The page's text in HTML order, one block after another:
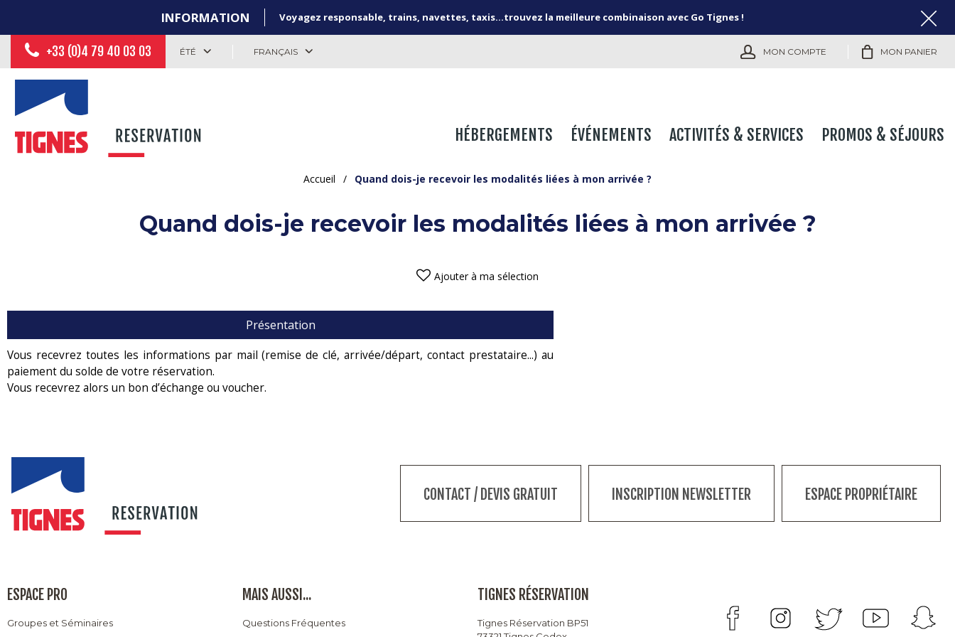
INFORMATION Voyagez responsable, trains, navettes, taxis...trouvez la meilleure combinaison avec Go Tignes !
+33 (0)4 79 40 03 03 ÉTÉ FRANÇAIS MON COMPTE MON PANIER
HÉBERGEMENTS ÉVÉNEMENTS ACTIVITÉS & SERVICES PROMOS & SÉJOURS
Accueil / Quand dois-je recevoir les modalités liées à mon arrivée ?
Quand dois-je recevoir les modalités liées à mon arrivée ?
Ajouter à ma sélection
Présentation
Vous recevrez toutes les informations par mail (remise de clé, arrivée/départ, contact prestataire...) au
paiement du solde de votre réservation.
Vous recevrez alors un bon d’échange ou voucher.
CONTACT / DEVIS GRATUIT INSCRIPTION NEWSLETTER ESPACE PROPRIÉTAIRE
ESPACE PRO
Groupes et Séminaires
MAIS AUSSI...
Questions Fréquentes
TIGNES RÉSERVATION
Tignes Réservation BP51